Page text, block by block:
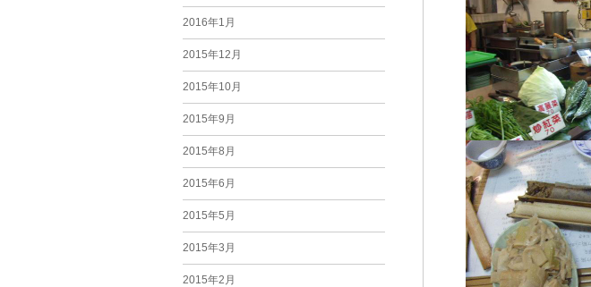
2016年1月
2015年12月
2015年10月
2015年9月
2015年8月
2015年6月
2015年5月
2015年3月
2015年2月